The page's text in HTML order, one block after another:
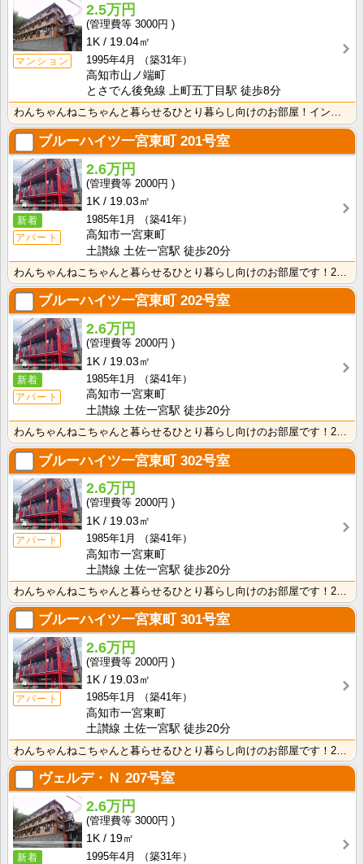
マンション
2.5万円
3000円
1K
19.04㎡
1995年4月
（築31年）
高知市山ノ端町
とさでん後免線 上町五丁目駅 徒歩8分
わんちゃんねこちゃんと暮らせるひとり暮らし向けのお部屋！インターネット月額接続使用無料なので、月々の･･･
ブルーハイツ一宮東町 201号室
新着
アパート
2.6万円
2000円
1K
19.03㎡
1985年1月
（築41年）
高知市一宮東町
土讃線 土佐一宮駅 徒歩20分
ブルーハイツ一宮東町 202号室
新着
アパート
2.6万円
2000円
1K
19.03㎡
1985年1月
（築41年）
高知市一宮東町
土讃線 土佐一宮駅 徒歩20分
ブルーハイツ一宮東町302号室
アパート
2.6万円
2000円
1K
19.03㎡
1985年1月
（築41年）
高知市一宮東町
土讃線 土佐一宮駅 徒歩20分
ブルーハイツ一宮東町301号室
アパート
2.6万円
2000円
1K
19.03㎡
1985年1月
（築41年）
高知市一宮東町
土讃線 土佐一宮駅 徒歩20分
ヴェルデ・Ｎ 207号室
新着
2.6万円
3000円
1K
19㎡
1995年4月
（築31年）